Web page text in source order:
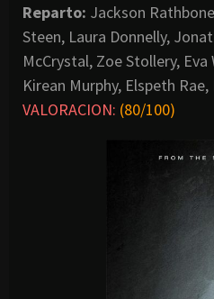
Reparto: Jackson
Steen, Laura Donnelly,
McCrystal, Zoe Stollery,
Kirean Murphy, Elspeth
VALORACION: (80/100)